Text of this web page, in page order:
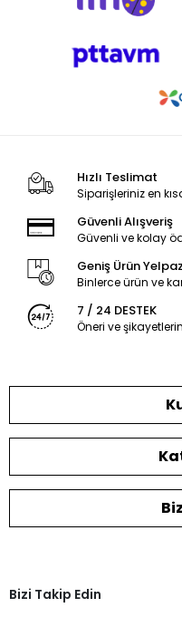
Hızlı Teslimat
Siparişleriniz en
Güvenli Alışveriş
Güvenli ve kolay
Geniş Ürün
Binlerce ürün ve
7 / 24 DESTEK
Öneri ve
Bizi Takip Edin